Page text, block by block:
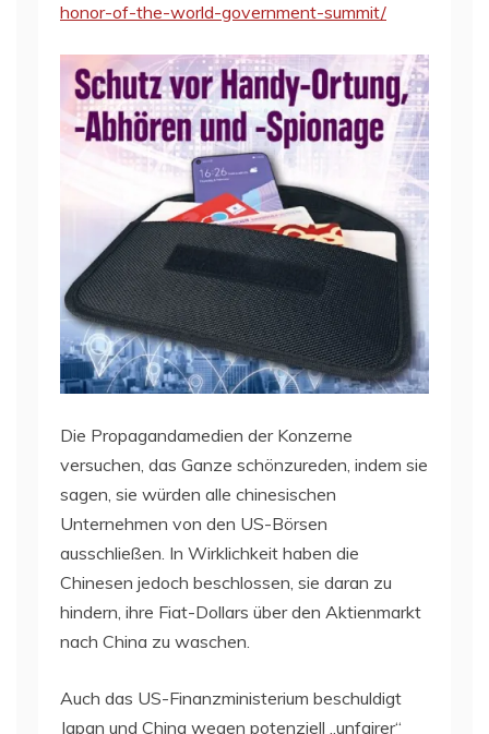
honor-of-the-world-government-summit/
Die Propagandamedien der Konzerne
versuchen, das Ganze schönzureden, indem sie
sagen, sie würden alle chinesischen
Unternehmen von den US-Börsen
ausschließen. In Wirklichkeit haben die
Chinesen jedoch beschlossen, sie daran zu
hindern, ihre Fiat-Dollars über den Aktienmarkt
nach China zu waschen.
Auch das US-Finanzministerium beschuldigt
Japan und China wegen potenziell „unfairer“